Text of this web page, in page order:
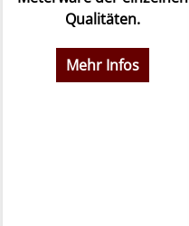
Qualitäten.
Mehr Infos